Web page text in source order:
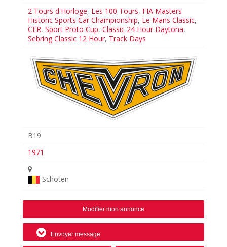
2 Tours d'Horloge, Les 100 Tours, FIA Masters
Historic Sports Car Championship, Le Mans Classic,
CER,Sport Proto Cup,Classic 24 Hour Daytona,
Sebring Classic 12 Hour, Track Days
B19
1971
Schoten
Modifier mon annonce
Envoyer message